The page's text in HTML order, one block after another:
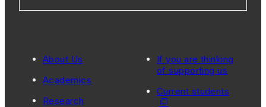
About Us
Academics
Research
If you are thinking
of supporting us
Current students